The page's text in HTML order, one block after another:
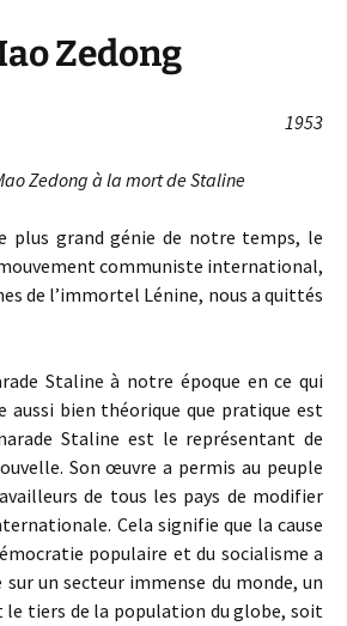
Zedong
1953
Zedong à la mort de Staline
plus grand génie de notre temps, le
communiste international,
de l’immortel Lénine, nous a quittés
Staline à notre époque en ce qui
aussi bien théorique que pratique est
Staline est le représentant de
Son œuvre a permis au peuple
de tous les pays de modifier
Cela signifie que la cause
populaire et du socialisme a
un secteur immense du monde, un
le tiers de la population du globe, soit